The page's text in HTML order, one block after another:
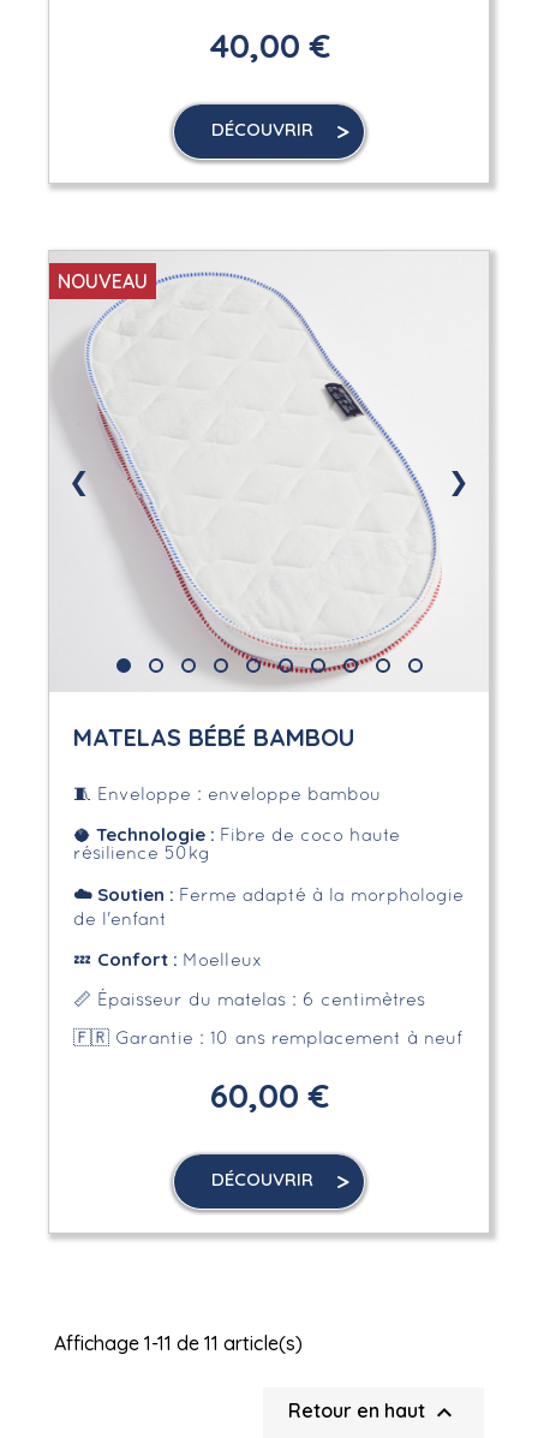
40,00 €
DÉCOUVRIR
❮ ❯
MATELAS BÉBÉ BAMBOU
🧵 Enveloppe : enveloppe bambou
🥥 Technologie : Fibre de coco haute
résilience 50kg
☁️Soutien : Ferme adapté à la morphologie
de l'enfant
💤 Confort : Moelleux
📏 Épaisseur du matelas : 6 centimètres
🇫🇷 Garantie : 10 ans remplacement à neuf
60,00 €
DÉCOUVRIR
NOUVEAU
Affichage 1-11 de 11 article(s)
Retour en haut 